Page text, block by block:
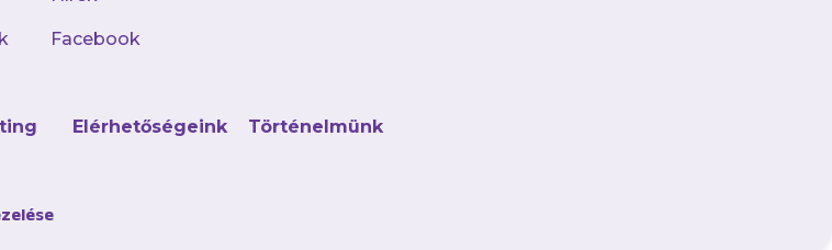
Facebook
Elérhetőségeink Történelmünk
játszottunk az MFA-val, amelynek kapuját már
majd nem sokkal később Thiago Cardoso bal oldali
duplázta meg a különbséget. Sőt, még a
aztán alig egy perccel később Östör Martin